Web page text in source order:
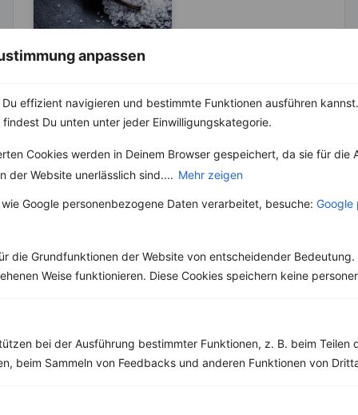
anpassen
effizient navigieren und bestimmte Funktionen ausführen
Du unten unter jeder Einwilligungskategorie.
Cookies werden in Deinem Browser gespeichert, da sie für die
der Website unerlässlich sind.... Mehr zeigen
Google personenbezogene Daten verarbeitet, besuche: Google
die Grundfunktionen der Website von entscheidender Bedeutung.
Weise funktionieren. Diese Cookies speichern keine
bei der Ausführung bestimmter Funktionen, z. B. beim Teilen
beim Sammeln von Feedbacks und anderen Funktionen von
ABNEHMEN
Salz – Die
Abnehmbremse
lebenswichtiger Stoff
und aus unserer Küche
nicht mehr weg zu
denken. Der...
Blumenkohl-Suppe mit Mozzarella-Walnuss-Gremolata